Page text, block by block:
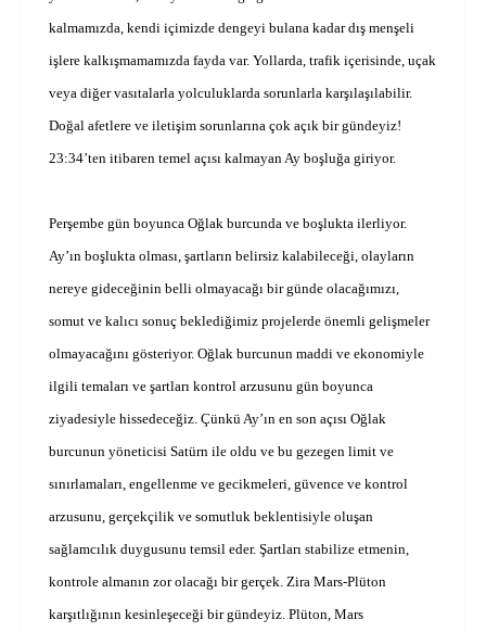
kalmamızda, kendi içimizde dengeyi bulana kadar dış menşeli
işlere kalkışmamamızda fayda var. Yollarda, trafik içerisinde, uçak
veya diğer vasıtalarla yolculuklarda sorunlarla karşılaşılabilir.
Doğal afetlere ve iletişim sorunlarına çok açık bir gündeyiz!
23:34’ten itibaren temel açısı kalmayan Ay boşluğa giriyor.
Perşembe gün boyunca Oğlak burcunda ve boşlukta ilerliyor.
Ay’ın boşlukta olması, şartların belirsiz kalabileceği, olayların
nereye gideceğinin belli olmayacağı bir günde olacağımızı,
somut ve kalıcı sonuç beklediğimiz projelerde önemli gelişmeler
olmayacağını gösteriyor. Oğlak burcunun maddi ve ekonomiyle
ilgili temaları ve şartları kontrol arzusunu gün boyunca
ziyadesiyle hissedeceğiz. Çünkü Ay’ın en son açısı Oğlak
burcunun yöneticisi Satürn ile oldu ve bu gezegen limit ve
sınırlamaları, engellenme ve gecikmeleri, güvence ve kontrol
arzusunu, gerçekçilik ve somutluk beklentisiyle oluşan
sağlamcılık duygusunu temsil eder. Şartları stabilize etmenin,
kontrole almanın zor olacağı bir gerçek. Zira Mars-Plüton
karşıtlığının kesinleşeceği bir gündeyiz. Plüton, Mars